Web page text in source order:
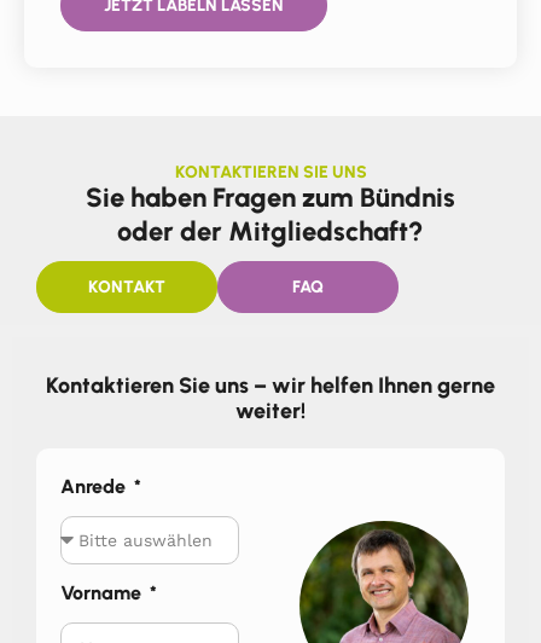
JETZT LABELN LASSEN
KONTAKTIEREN SIE UNS
Sie haben Fragen zum Bündnis
oder der Mitgliedschaft?
KONTAKT FAQ
Kontaktieren Sie uns – wir helfen Ihnen gerne
weiter!
Anrede
Vorname